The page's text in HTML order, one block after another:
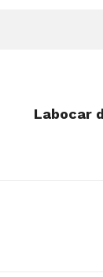
Labocar